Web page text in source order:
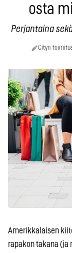
osta
Perjantaina
Cityn
Amerikkalaisen
rapakon takana (ja